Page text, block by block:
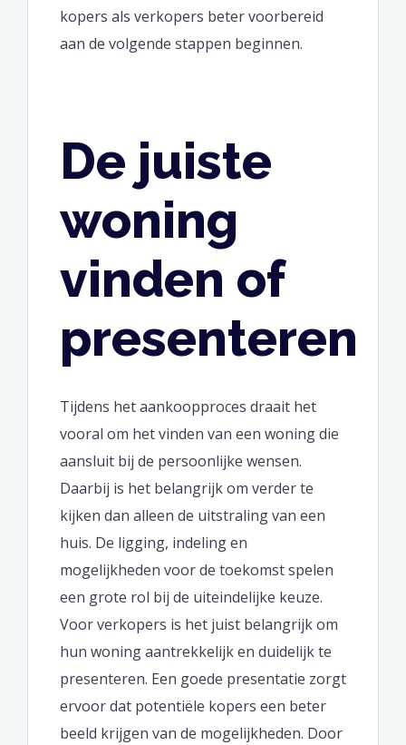
kopers als verkopers beter voorbereid
aan de volgende stappen beginnen.
De juiste
woning
vinden of
presenteren
Tijdens het aankoopproces draait het
vooral om het vinden van een woning die
aansluit bij de persoonlijke wensen.
Daarbij is het belangrijk om verder te
kijken dan alleen de uitstraling van een
huis. De ligging, indeling en
mogelijkheden voor de toekomst spelen
een grote rol bij de uiteindelijke keuze.
Voor verkopers is het juist belangrijk om
hun woning aantrekkelijk en duidelijk te
presenteren. Een goede presentatie zorgt
ervoor dat potentiële kopers een beter
beeld krijgen van de mogelijkheden. Door